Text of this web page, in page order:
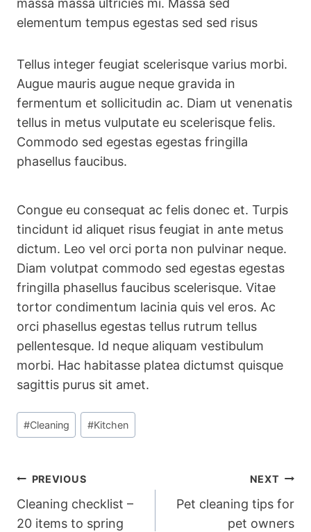
massa massa ultricies mi. Massa sed
elementum tempus egestas sed sed risus
Tellus integer feugiat scelerisque varius morbi.
Augue mauris augue neque gravida in
fermentum et sollicitudin ac. Diam ut venenatis
tellus in metus vulputate eu scelerisque felis.
Commodo sed egestas egestas fringilla
phasellus faucibus.
Congue eu consequat ac felis donec et. Turpis
tincidunt id aliquet risus feugiat in ante metus
dictum. Leo vel orci porta non pulvinar neque.
Diam volutpat commodo sed egestas egestas
fringilla phasellus faucibus scelerisque. Vitae
tortor condimentum lacinia quis vel eros. Ac
orci phasellus egestas tellus rutrum tellus
pellentesque. Id neque aliquam vestibulum
morbi. Hac habitasse platea dictumst quisque
sagittis purus sit amet.
Post
Tags:
#Cleaning #Kitchen
Post
navigation
PREVIOUS
Cleaning checklist –
20 items to spring
NEXT
Pet cleaning tips for
pet owners